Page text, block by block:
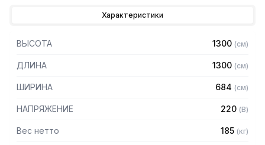
Характеристики
ВЫСОТА 1300 (см)
ДЛИНА 1300 (см)
ШИРИНА 684 (см)
НАПРЯЖЕНИЕ 220 (В)
Вес нетто 185 (кг)